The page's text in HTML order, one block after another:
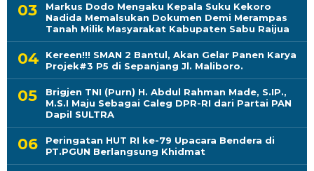
Markus Dodo Mengaku Kepala Suku Kekoro
Nadida Memalsukan Dokumen Demi Merampas
Tanah Milik Masyarakat Kabupaten Sabu Raijua
Kereen!!! SMAN 2 Bantul, Akan Gelar Panen Karya
Projek#3 P5 di Sepanjang Jl. Maliboro.
Brigjen TNI (Purn) H. Abdul Rahman Made, S.IP.,
M.S.I Maju Sebagai Caleg DPR-RI dari Partai PAN
Dapil SULTRA
Peringatan HUT RI ke-79 Upacara Bendera di
PT.PGUN Berlangsung Khidmat